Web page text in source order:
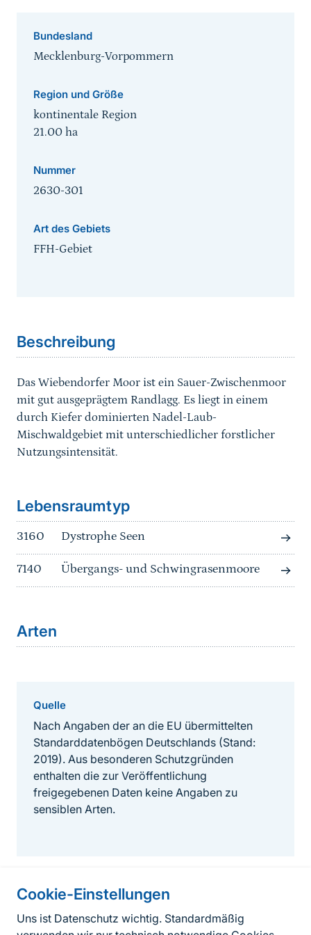
Cookie-Einstellungen
Uns ist Datenschutz wichtig. Standardmäßig
Bundesland
Mecklenburg-Vorpommern
Region und Größe
kontinentale Region
21.00 ha
Nummer
2630-301
Art des Gebiets
FFH-Gebiet
Beschreibung
Das Wiebendorfer Moor ist ein Sauer-Zwischenmoor
mit gut ausgeprägtem Randlagg. Es liegt in einem
durch Kiefer dominierten Nadel-Laub-
Mischwaldgebiet mit unterschiedlicher forstlicher
Nutzungsintensität.
Lebensraumtyp
3160 Dystrophe Seen
7140 Übergangs- und Schwingrasenmoore
Arten
Quelle
Nach Angaben der an die EU übermittelten
Standarddatenbögen Deutschlands (Stand:
2019). Aus besonderen Schutzgründen
enthalten die zur Veröffentlichung
freigegebenen Daten keine Angaben zu
sensiblen Arten.
Informationen zur Seite